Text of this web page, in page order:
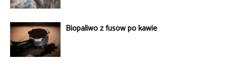
Biopaliwo z fusów po kawie